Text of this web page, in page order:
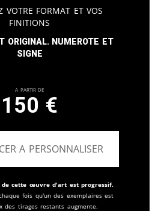
votre format et vos
finitions
original. Numerote et
signe
A partir de
150 €
A PERSONNALISER
cette œuvre d'art est progressif.
fois qu'un des exemplaires est
des tirages restants augmente.